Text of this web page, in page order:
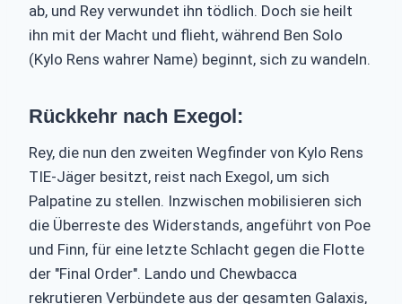
ab, und Rey verwundet ihn tödlich. Doch sie heilt
ihn mit der Macht und flieht, während Ben Solo
(Kylo Rens wahrer Name) beginnt, sich zu wandeln.
Rückkehr nach Exegol:
Rey, die nun den zweiten Wegfinder von Kylo Rens
TIE-Jäger besitzt, reist nach Exegol, um sich
Palpatine zu stellen. Inzwischen mobilisieren sich
die Überreste des Widerstands, angeführt von Poe
und Finn, für eine letzte Schlacht gegen die Flotte
der "Final Order". Lando und Chewbacca
rekrutieren Verbündete aus der gesamten Galaxis,